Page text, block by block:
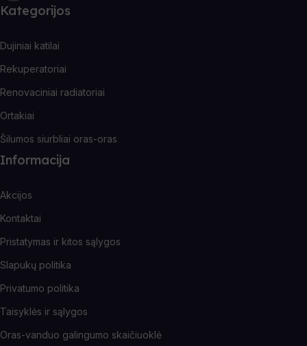
Kategorijos
Dujiniai katilai
Rekuperatoriai
Renovaciniai radiatoriai
Ortakiai
Šilumos siurbliai oras-oras
Informacija
Akcijos
Kontaktai
Pristatymas ir kitos sąlygos
Slapukų politika
Privatumo politika
Taisyklės ir sąlygos
Oras-vanduo galingumo skaičiuoklė